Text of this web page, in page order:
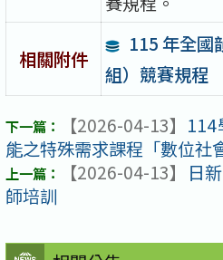
相關附件
115 年全國
組）競賽規程
【2026-04-13】
能之特殊需求課程「數位社
【2026-04-13】
日
師培訓